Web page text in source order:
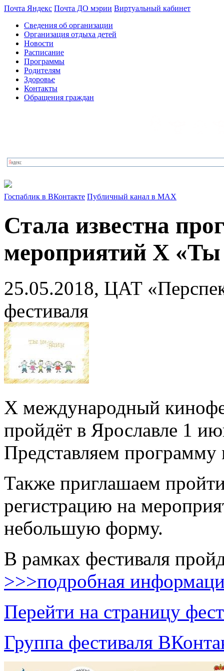
Почта Яндекс Почта ДО мэрии Виртуальный кабинет
Сведения об организации
Организация отдыха детей
Новости
Расписание
Программы
Родителям
Здоровье
Контакты
Обращения граждан
Госпаблик в ВКонтакте Публичный канал в MAX
Стала известна
мероприятий X «Ты
25.05.2018, ЦАТ
фестиваля
X международный
пройдёт в Ярославле 1
Представляем
Также приглашаем
регистрацию на
небольшую форму.
В рамках фестиваля
>>>подробная
Перейти на страницу
Группа фестиваля